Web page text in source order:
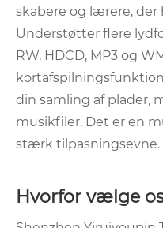
skabere og lærere, der
Understøtter flere
RW, HDCD, MP3 og
din samling af plader,
musikfiler. Det er en
stærk tilpasningsevne.
Hvorfor vælge